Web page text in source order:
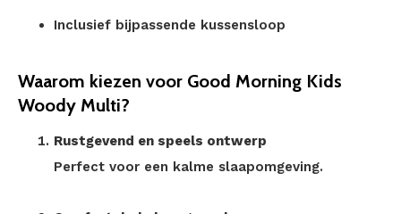
Inclusief bijpassende kussensloop
Waarom kiezen voor Good Morning Kids
Woody Multi?
Rustgevend en speels ontwerp
Perfect voor een kalme slaapomgeving.